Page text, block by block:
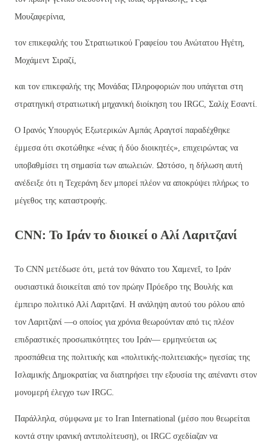
Μουζαφερίνια,
τον επικεφαλής του Στρατιωτικού Γραφείου του Ανώτατου Ηγέτη,
Μοχάμεντ Σιραζί,
και τον επικεφαλής της Μονάδας Πληροφοριών που υπάγεται στη
στρατηγική στρατιωτική μηχανική διοίκηση του IRGC, Σαλίχ Εσαντί.
Ο Ιρανός Υπουργός Εξωτερικών Αμπάς Αραγτσί παραδέχθηκε
έμμεσα ότι σκοτώθηκε «ένας ή δύο διοικητές», επιχειρώντας να
υποβαθμίσει τη σημασία των απωλειών. Ωστόσο, η δήλωση αυτή
ανέδειξε ότι η Τεχεράνη δεν μπορεί πλέον να αποκρύψει πλήρως το
μέγεθος της καταστροφής.
CNN: Το Ιράν το διοικεί ο Αλί Λαριτζανί
Το CNN μετέδωσε ότι, μετά τον θάνατο του Χαμενεΐ, το Ιράν
ουσιαστικά διοικείται από τον πρώην Πρόεδρο της Βουλής και
έμπειρο πολιτικό Αλί Λαριτζανί. Η ανάληψη αυτού του ρόλου από
τον Λαριτζανί —ο οποίος για χρόνια θεωρούνταν από τις πλέον
επιδραστικές προσωπικότητες του Ιράν— ερμηνεύεται ως
προσπάθεια της πολιτικής και «πολιτικής-πολιτειακής» ηγεσίας της
Ισλαμικής Δημοκρατίας να διατηρήσει την εξουσία της απέναντι στον
μονομερή έλεγχο των IRGC.
Παράλληλα, σύμφωνα με το Iran International (μέσο που θεωρείται
κοντά στην ιρανική αντιπολίτευση), οι IRGC σχεδίαζαν να